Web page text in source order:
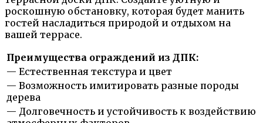
роскошную обстановку, которая будет манить
гостей насладиться природой и отдыхом на
вашей террасе.
Преимущества ограждений из ДПК:
— Естественная текстура и цвет
— Возможность имитировать разные породы
дерева
— Долговечность и устойчивость к воздействию